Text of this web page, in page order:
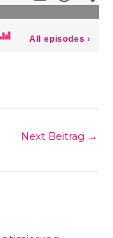
Next Beitrag →